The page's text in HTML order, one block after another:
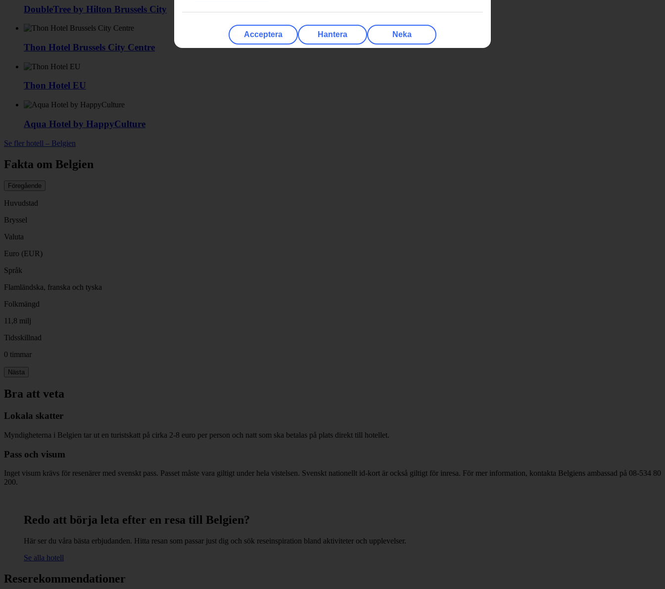
DoubleTree by Hilton Brussels City
Thon Hotel Brussels City Centre
Thon Hotel EU
Aqua Hotel by HappyCulture
Se fler hotell – Belgien
Fakta om Belgien
Föregående
Huvudstad
Bryssel
Valuta
Euro (EUR)
Språk
Flamländska, franska och tyska
Folkmängd
11,8 milj
Tidsskillnad
0 timmar
Nästa
Bra att veta
Lokala skatter
Myndigheterna i Belgien tar ut en turistskatt på cirka 2-8 euro per person och natt som ska betalas på plats direkt till hotellet.
Pass och visum
Inget visum krävs för resenärer med svenskt pass. Passet måste vara giltigt under hela vistelsen. Svenskt nationellt id-kort är också giltigt för inresa. För mer information, kontakta Belgiens ambassad på 08-534 80
200.
Redo att börja leta efter en resa till Belgien?
Här ser du våra bästa erbjudanden. Hitta resan som passar just dig och sök reseinspiration bland aktiviteter och upplevelser.
Se alla hotell
Reserekommendationer
Acceptera Hantera Neka